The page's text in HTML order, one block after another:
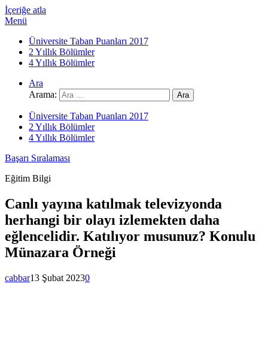
İçeriğe atla
Menü
Üniversite Taban Puanları 2017
2 Yıllık Bölümler
4 Yıllık Bölümler
Ara
Arama:
Üniversite Taban Puanları 2017
2 Yıllık Bölümler
4 Yıllık Bölümler
Başarı Sıralaması
Eğitim Bilgi
Canlı yayına katılmak televizyonda
herhangi bir olayı izlemekten daha
eğlencelidir. Katılıyor musunuz? Konulu
Münazara Örneği
cabbar13 Şubat 20230